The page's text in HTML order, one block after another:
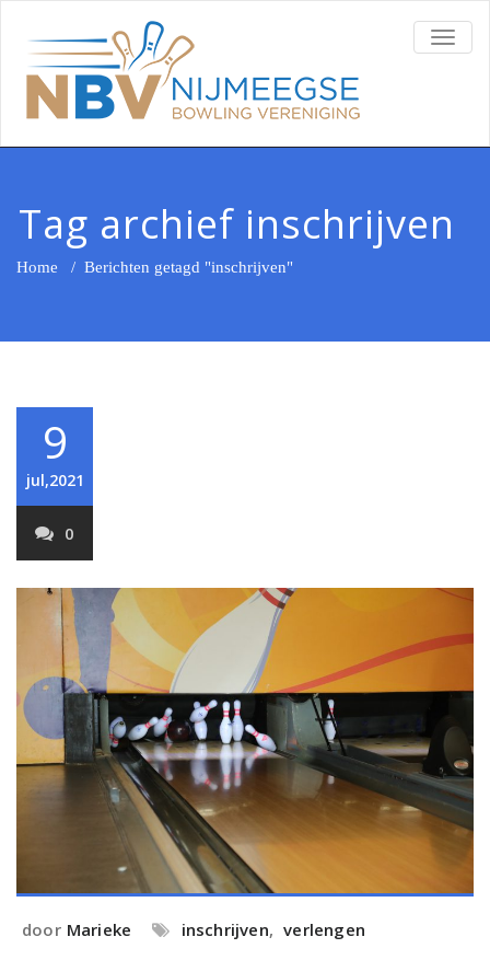
Tag archief inschrijven
Home / Berichten getagd "inschrijven"
9
jul,2021
0
door Marieke inschrijven, verlengen